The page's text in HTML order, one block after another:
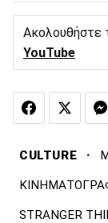
Ακολουθήστε
YouTube
CULTURE ·
STRANGER